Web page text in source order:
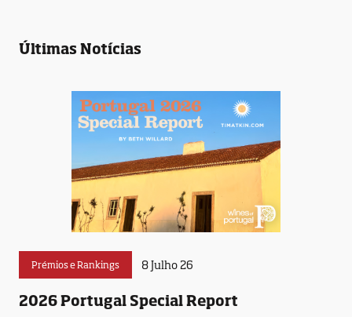
Últimas Notícias
Prémios e Rankings 8 Julho 26
2026 Portugal Special Report